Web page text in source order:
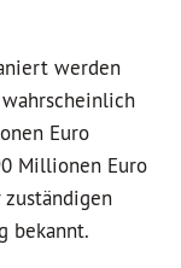
werden
Euro
Millionen Euro
bekannt.